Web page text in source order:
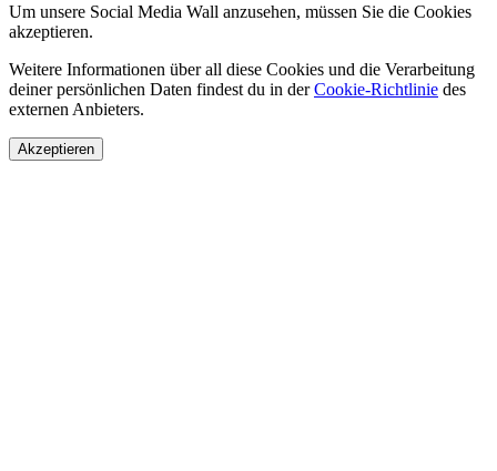
Um unsere Social Media Wall anzusehen, müssen Sie die Cookies
akzeptieren.
Weitere Informationen über all diese Cookies und die Verarbeitung
deiner persönlichen Daten findest du in derCookie-Richtlinie des
externen Anbieters.
Akzeptieren